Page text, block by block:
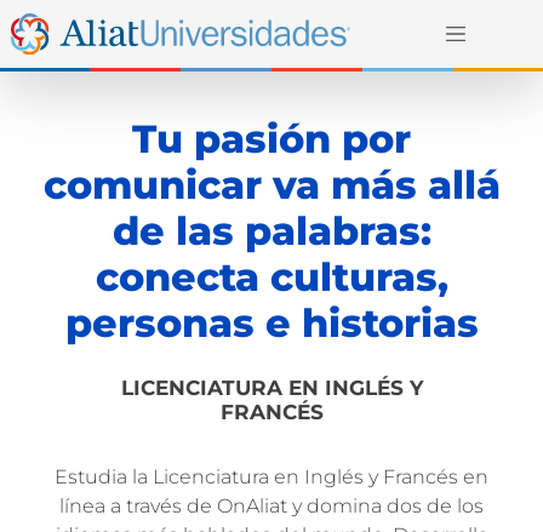
Tu pasión por
comunicar va más allá
de las palabras:
conecta culturas,
personas e historias
LICENCIATURA EN INGLÉS Y
FRANCÉS
Estudia la Licenciatura en Inglés y Francés en
línea a través de OnAliat y domina dos de los